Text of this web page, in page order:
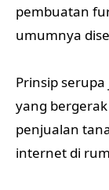
pembuatan
umumnya
Prinsip
yang
penjualan
internet di